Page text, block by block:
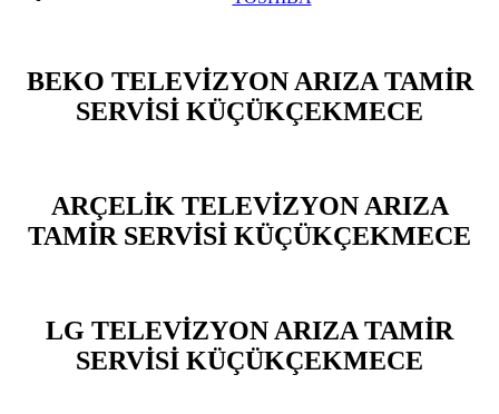
BEKO TELEVİZYON ARIZA TAMİR
SERVİSİ KÜÇÜKÇEKMECE
ARÇELİK TELEVİZYON ARIZA
TAMİR SERVİSİ KÜÇÜKÇEKMECE
LG TELEVİZYON ARIZA TAMİR
SERVİSİ KÜÇÜKÇEKMECE